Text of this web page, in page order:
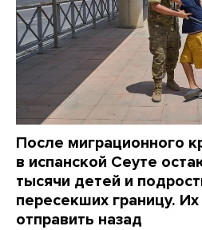
После миграционного
в испанской Сеуте
тысячи детей и
пересекших границу.
отправить назад